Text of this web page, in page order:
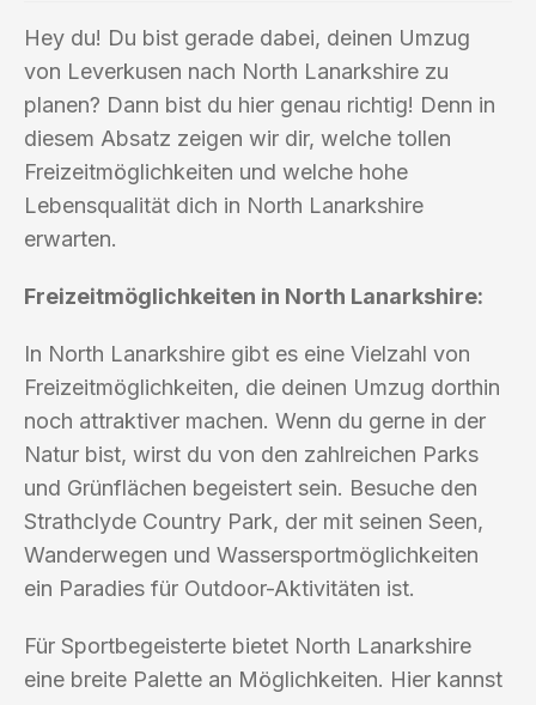
Hey du! Du bist gerade dabei, deinen Umzug
von Leverkusen nach North Lanarkshire zu
planen? Dann bist du hier genau richtig! Denn in
diesem Absatz zeigen wir dir, welche tollen
Freizeitmöglichkeiten und welche hohe
Lebensqualität dich in North Lanarkshire
erwarten.
Freizeitmöglichkeiten in North Lanarkshire:
In North Lanarkshire gibt es eine Vielzahl von
Freizeitmöglichkeiten, die deinen Umzug dorthin
noch attraktiver machen. Wenn du gerne in der
Natur bist, wirst du von den zahlreichen Parks
und Grünflächen begeistert sein. Besuche den
Strathclyde Country Park, der mit seinen Seen,
Wanderwegen und Wassersportmöglichkeiten
ein Paradies für Outdoor-Aktivitäten ist.
Für Sportbegeisterte bietet North Lanarkshire
eine breite Palette an Möglichkeiten. Hier kannst